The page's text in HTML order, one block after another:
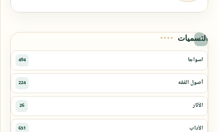
التسميات